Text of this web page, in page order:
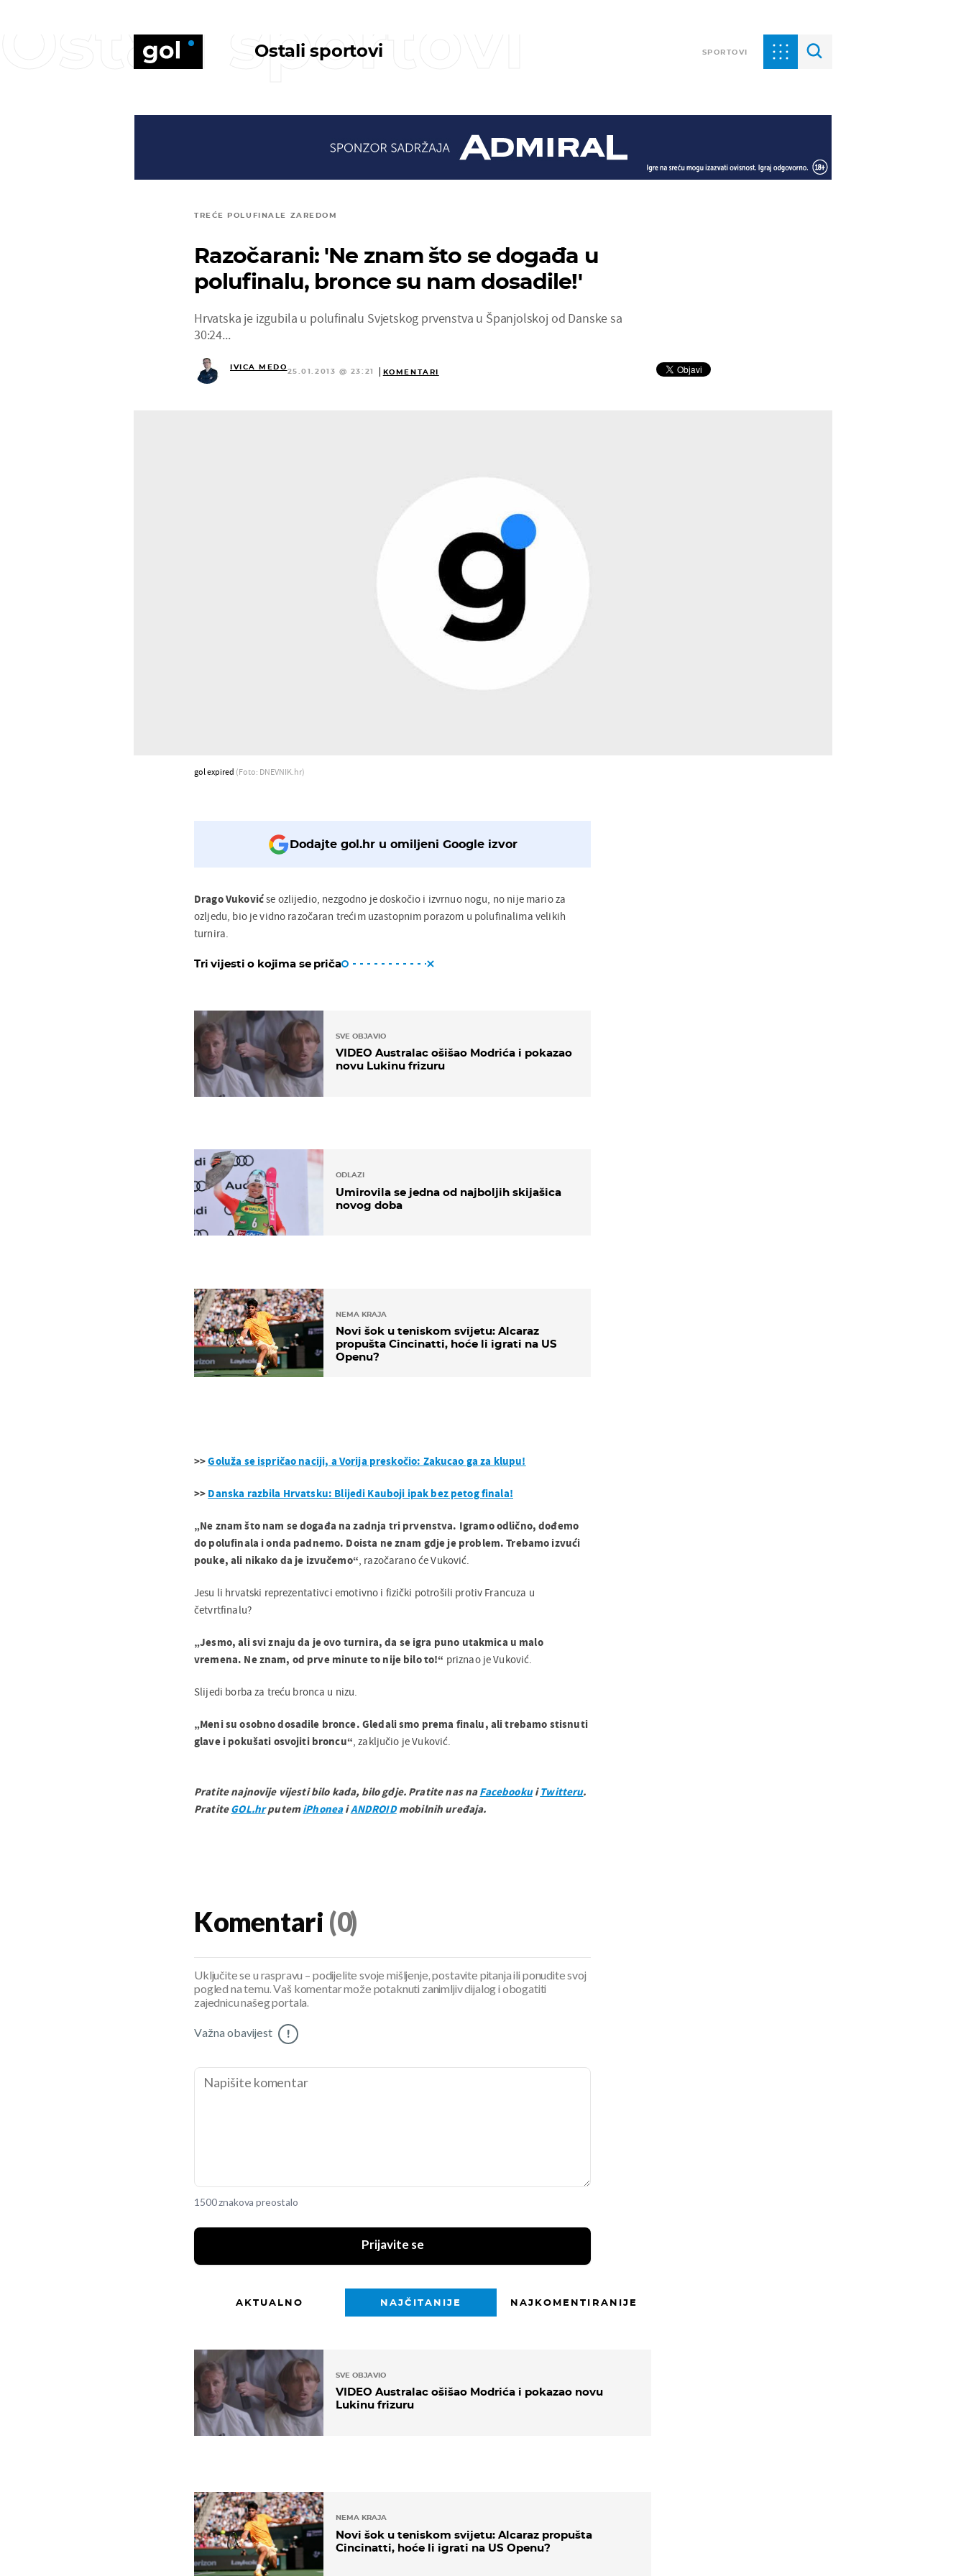
Ostali sportovi SPORTOVI
Ostali sportovi
TREĆE POLUFINALE ZAREDOM
Razočarani: 'Ne znam što se događa u
polufinalu, bronce su nam dosadile!'
Hrvatska je izgubila u polufinalu Svjetskog prvenstva u Španjolskoj od Danske sa
30:24...
IVICA MEDO
25.01.2013 @ 23:21 KOMENTARI
gol expired (Foto: DNEVNIK.hr)
Dodajte gol.hr u omiljeni Google izvor
Drago Vukovićse ozlijedio, nezgodno je doskočio i izvrnuo nogu, no nije mario za
ozljedu, bio je vidno razočaran trećim uzastopnim porazom u polufinalima velikih
turnira.
Tri vijesti o kojima se priča
SVE OBJAVIO
VIDEO Australac ošišao Modrića i pokazao
novu Lukinu frizuru
ODLAZI
Umirovila se jedna od najboljih skijašica
novog doba
NEMA KRAJA
Novi šok u teniskom svijetu: Alcaraz
propušta Cincinatti, hoće li igrati na US
Openu?
>>Goluža se ispričao naciji, a Vorija preskočio: Zakucao ga za klupu!
>> Danska razbila Hrvatsku: Blijedi Kauboji ipak bez petog finala!
„Ne znam što nam se događa na zadnja tri prvenstva. Igramo odlično, dođemo
do polufinala i onda padnemo. Doista ne znam gdje je problem. Trebamo izvući
pouke, ali nikako da je izvučemo“, razočarano će Vuković.
Jesu li hrvatski reprezentativci emotivno i fizički potrošili protiv Francuza u
četvrtfinalu?
„Jesmo, ali svi znaju da je ovo turnira, da se igra puno utakmica u malo
vremena. Ne znam, od prve minute to nije bilo to!“ priznao je Vuković.
Slijedi borba za treću bronca u nizu.
„Meni su osobno dosadile bronce. Gledali smo prema finalu, ali trebamo stisnuti
glave i pokušati osvojiti broncu“, zaključio je Vuković.
Pratite najnovije vijesti bilo kada, bilo gdje. Pratite nas naFacebookuiTwitteru.
PratiteGOL.hrputemiPhoneaiANDROIDmobilnih uređaja.
Komentari (0)
Uključite se u raspravu – podijelite svoje mišljenje, postavite pitanja ili ponudite svoj
pogled na temu. Vaš komentar može potaknuti zanimljiv dijalog i obogatiti
zajednicu našeg portala.
Važna obavijest !
1500 znakova preostalo
Prijavite se
AKTUALNO NAJČITANIJE NAJKOMENTIRANIJE
SVE OBJAVIO
VIDEO Australac ošišao Modrića i pokazao novu
Lukinu frizuru
NEMA KRAJA
Novi šok u teniskom svijetu: Alcaraz propušta
Cincinatti, hoće li igrati na US Openu?